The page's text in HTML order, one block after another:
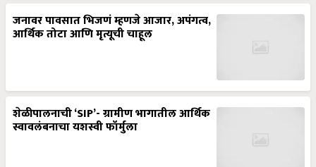
जनावर पावसात भिजणं म्हणजे आजार, अपंगत्व,
आर्थिक तोटा आणि मृत्यूची चाहूल
शेळीपालनाची ‘SIP’- ग्रामीण भागातील आर्थिक
स्वावलंबनाचा यशस्वी फॉर्मुला